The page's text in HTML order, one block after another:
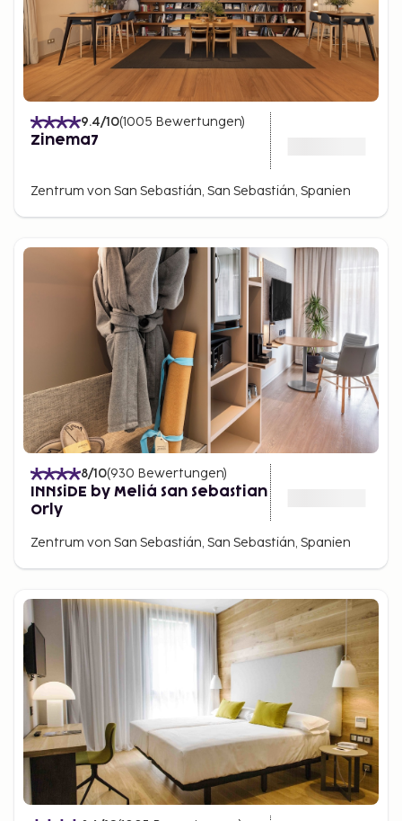
9.4/10(1005 Bewertungen)
Zinema7
Zentrum von San Sebastián, San Sebastián, Spanien
8/10(930 Bewertungen)
INNSiDE by Meliá San Sebastian
Orly
Zentrum von San Sebastián, San Sebastián, Spanien